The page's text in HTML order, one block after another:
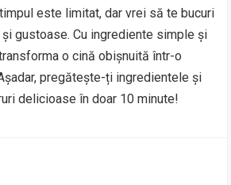
este limitat, dar vrei să te bucuri
gustoase. Cu ingrediente simple și
o cină obișnuită într-o
pregătește-ți ingredientele și
delicioase în doar 10 minute!